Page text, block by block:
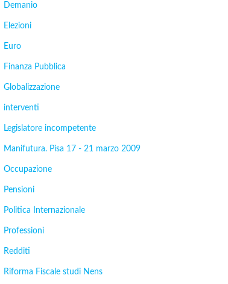
Demanio
Elezioni
Euro
Finanza Pubblica
Globalizzazione
interventi
Legislatore incompetente
Manifutura. Pisa 17 - 21 marzo 2009
Occupazione
Pensioni
Politica Internazionale
Professioni
Redditi
Riforma Fiscale studi Nens